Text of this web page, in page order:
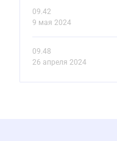
09.42
9 мая 2024
09.48
26 апреля 2024